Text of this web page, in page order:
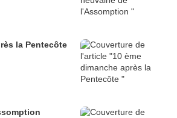
la Pentecôte